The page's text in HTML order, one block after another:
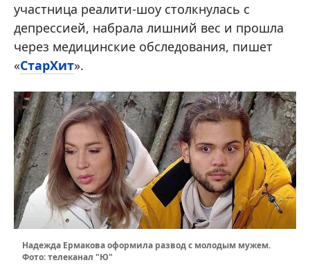
участница реалити-шоу столкнулась с
депрессией, набрала лишний вес и прошла
через медицинские обследования, пишет
«СтарХит».
Надежда Ермакова оформила развод с молодым мужем.
Фото: телеканал "Ю"